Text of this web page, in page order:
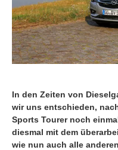
In den Zeiten von
wir uns entschieden,
Sports Tourer noch
diesmal mit dem
wie nun auch alle